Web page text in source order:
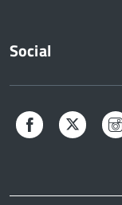
Social
Facebook Twitter